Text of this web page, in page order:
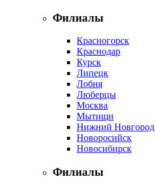
Филиалы
Красногорск
Краснодар
Курск
Липецк
Лобня
Люберцы
Москва
Мытищи
Нижний Новгород
Новоросийск
Новосибирск
Филиалы